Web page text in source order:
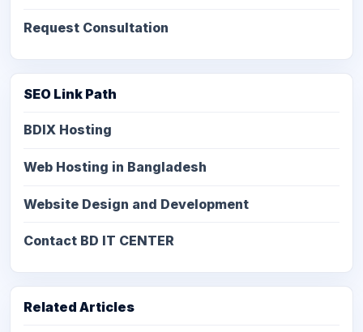
Request Consultation
SEO Link Path
BDIX Hosting
Web Hosting in Bangladesh
Website Design and Development
Contact BD IT CENTER
Related Articles